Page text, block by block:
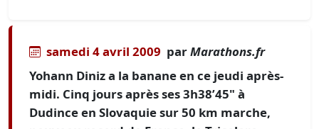
samedi 4 avril 2009 parMarathons.fr
Yohann Diniz a la banane en ce jeudi après-
midi. Cinq jours après ses 3h38’45" à
Dudince en Slovaquie sur 50 km marche,